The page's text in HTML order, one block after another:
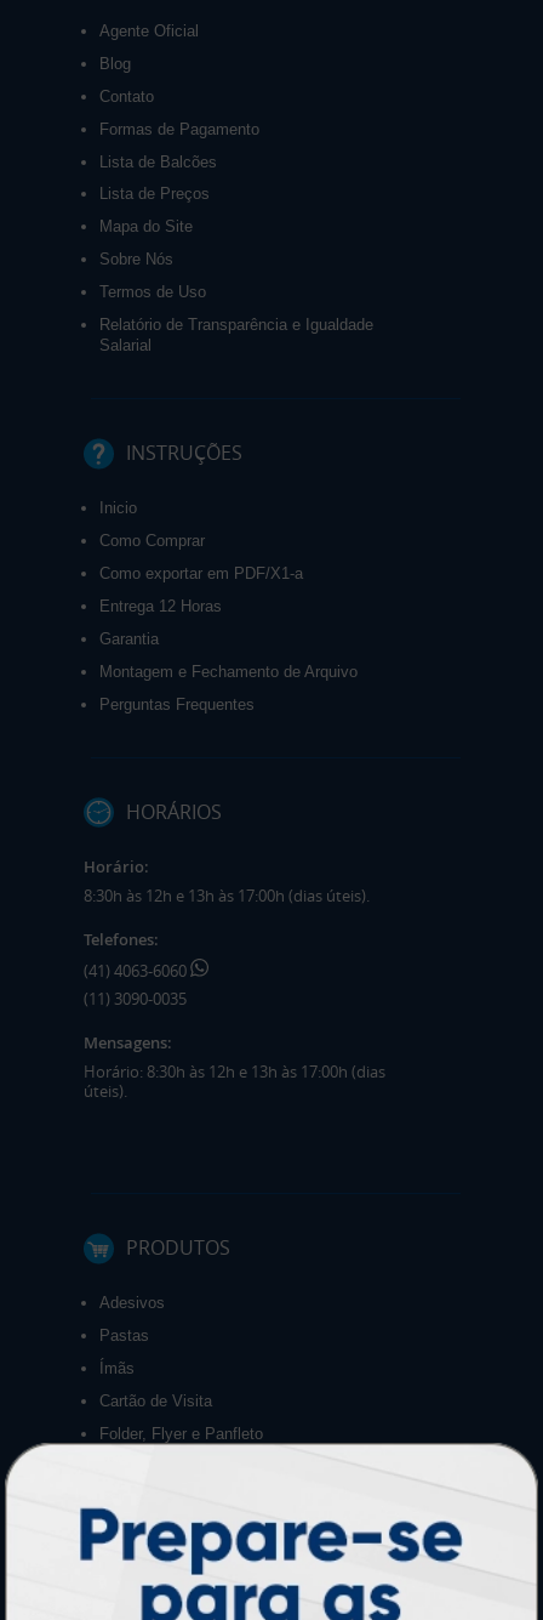
Agente Oficial
Blog
Contato
Formas de Pagamento
Lista de Balcões
Lista de Preços
Mapa do Site
Sobre Nós
Termos de Uso
Relatório de Transparência e Igualdade
Salarial
INSTRUÇÕES
Inicio
Como Comprar
Como exportar em PDF/X1-a
Entrega 12 Horas
Garantia
Montagem e Fechamento de Arquivo
Perguntas Frequentes
HORÁRIOS
Horário:
8:30h às 12h e 13h às 17:00h (dias úteis).
Telefones:
(41) 4063-6060
(11) 3090-0035
Mensagens:
Horário: 8:30h às 12h e 13h às 17:00h (dias
úteis).
PRODUTOS
Adesivos
Pastas
Ímãs
Cartão de Visita
Folder, Flyer e Panfleto